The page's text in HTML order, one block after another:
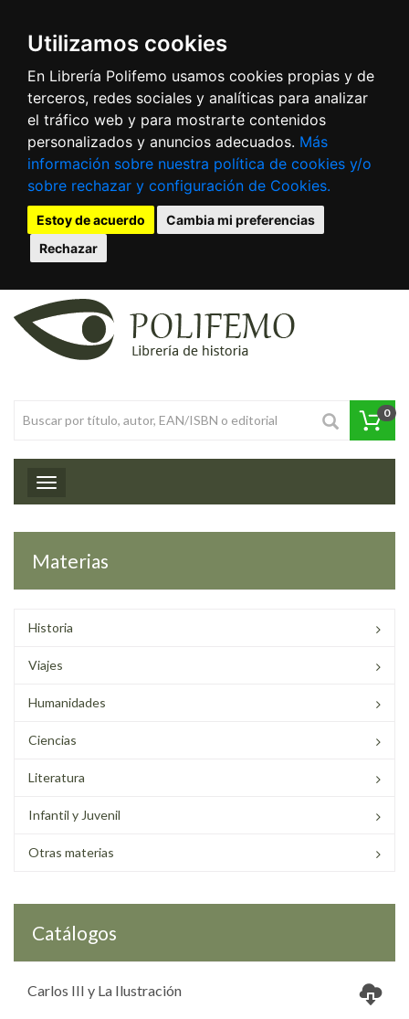
Utilizamos cookies
En Librería Polifemo usamos cookies propias y de
terceros, redes sociales y analíticas para analizar
el tráfico web y para mostrarte contenidos
personalizados y anuncios adecuados. Más
información sobre nuestra política de cookies y/o
sobre rechazar y configuración de Cookies.
Estoy de acuerdo
Cambia mi preferencias
Rechazar
0
Toggle navigation
Materias
Historia
Viajes
Humanidades
Ciencias
Literatura
Infantil y Juvenil
Otras materias
Catálogos
Carlos III y La Ilustración